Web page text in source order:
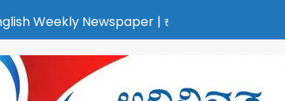
ಕರಾವಳಿ ಸುದ್ದಿ - ಅರವಿನತ್ತ ನಮ್ಮ ಚಿತ್ತ